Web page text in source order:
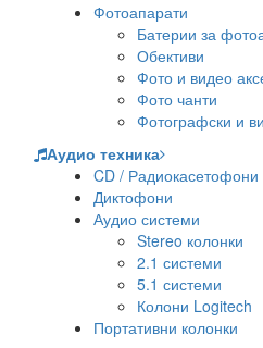
Фотоапарати
Батерии за
Обективи
Фото и видео
Фото чанти
Фотографски и
Аудио техника
CD / Радиокасетофони
Диктофони
Аудио системи
Stereo колонки
2.1 системи
5.1 системи
Колони Logitech
Портативни колонки